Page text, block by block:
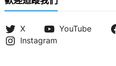
X YouTube
Instagram